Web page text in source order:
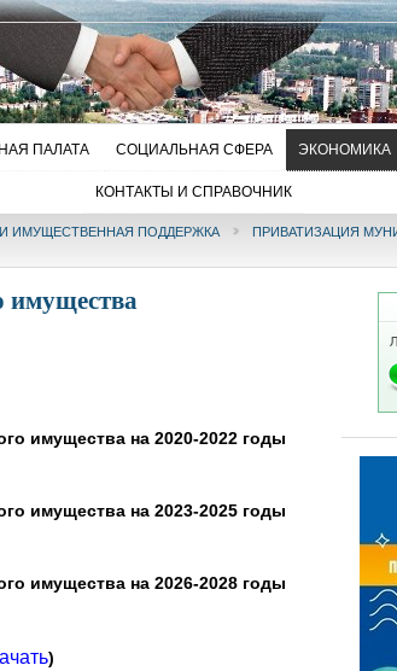
ПАЛАТА СОЦИАЛЬНАЯ СФЕРА ЭКОНОМИКА
КОНТАКТЫ И СПРАВОЧНИК
ИМУЩЕСТВЕННАЯ ПОДДЕРЖКА
ПРИВАТИЗАЦИЯ
имущества
имущества на 2020-2022 годы
имущества на 2023-2025 годы
имущества на 2026-2028 годы
)